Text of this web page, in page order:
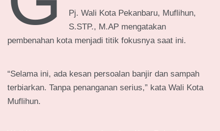
Pj. Wali Kota Pekanbaru, Muflihun,
S.STP., M.AP mengatakan
pembenahan kota menjadi titik fokusnya saat ini.
“Selama ini, ada kesan persoalan banjir dan sampah
terbiarkan. Tanpa penanganan serius,” kata Wali Kota
Muflihun.